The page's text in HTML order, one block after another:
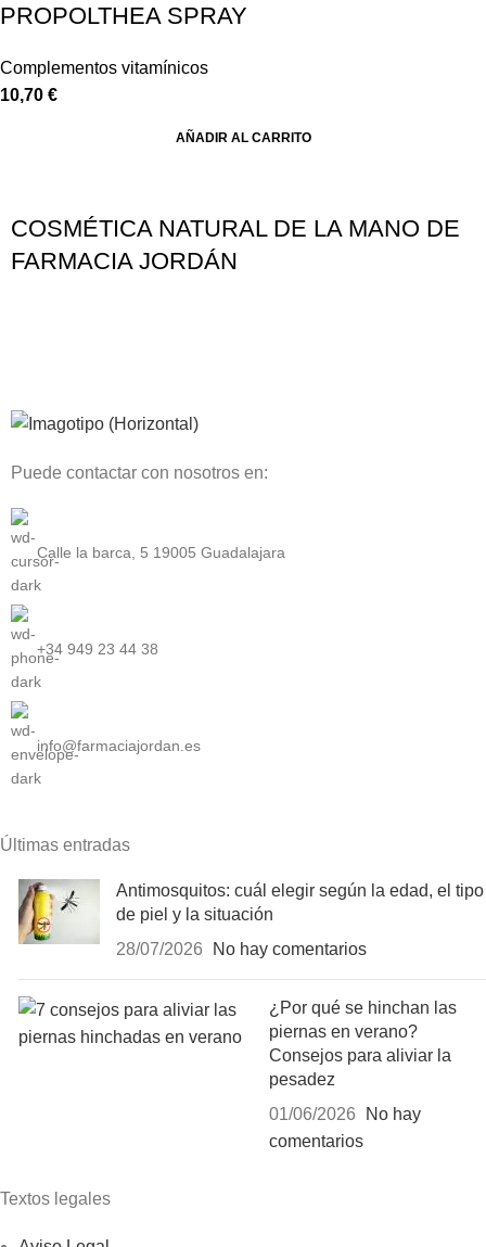
PROPOLTHEA SPRAY
Complementos vitamínicos
10,70 €
AÑADIR AL CARRITO
COSMÉTICA NATURAL DE LA MANO DE
FARMACIA JORDÁN
Puede contactar con nosotros en:
Calle la barca, 5 19005 Guadalajara
+34 949 23 44 38
info@farmaciajordan.es
Últimas entradas
Antimosquitos: cuál elegir según la edad, el tipo
de piel y la situación
28/07/2026
No hay comentarios
¿Por qué se hinchan las
piernas en verano?
Consejos para aliviar la
pesadez
01/06/2026
No hay
comentarios
Textos legales